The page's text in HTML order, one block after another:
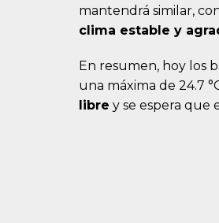
mantendrá similar, con
clima estable y
En resumen, hoy los
una máxima de 24.7
libre y se espera que